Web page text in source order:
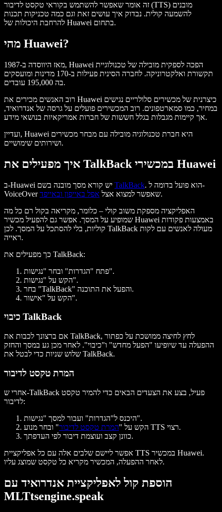
זה אומר שאפשר להשתמש בקוראי טקסט לדיבור (TTS) מובנים
להשמעה קולית. נבדוק איך עושים זאת וגם כמה טכניקות תכנות
להרחבת היכולות של Huawei בתחום.
מהי Huawei?
מאז היווסדה ב-1987, Huawei הפכה לספקית מובילה של טכנולוגיית
תקשורת ואלקטרוניקה. לחברה הסינית פעילות ב-170 מדינות ומועסקים
בה 195,000 עובדים.
רוב האנשים מכירים את Huawei כיצרנית של מכשירים סלולריים נגישים
במחיר, כמו סמארטפונים. רוב המכשירים פועלים על גרסה של אנדרואיד,
אך קיימות מגבלות בגלל חששות של חברות אמריקאיות בנושאי מידע.
ועדיין, Huawei היא חברת טכנולוגיה מובילה עם מבחר מכשירים
ושירותים שימושיים.
איך מפעילים את TalkBack במכשירי Huawei
TalkBack. הוא פועל בדומה ל-
VoiceOver שאפשר למצוא אצל אפל באייפון ובאייפד
.
האפליקציה מספקת משוב קולי – כלומר, מקריאה בקול רם כל מה
שמופיע על המסך. אפשר גם להפעיל מכשיר Huawei באמצעות פקודות
קוליות, בלי להסתכל על המסך. לכן TalkBack מעולה לאנשים עם לקות
ראייה.
כך מפעילים את TalkBack:
פתח "הגדרות" ובחר "נגישות".
הקש על "נגישות".
בחר "TalkBack" והפעל את התוכנה.
הקש על "אישור".
כיבוי TalkBack
אם ברצונך לכבות את TalkBack, לחץ לחיצה ממושכת על כפתור
ההפעלה עד שיופיעו "הפעל מחדש" ו"כיבוי". לאחר מכן גע במסך והחזק
שלוש שניות כדי לבטל את TalkBack.
המרת טקסט לדיבור
אחרי ש-TalkBack פעיל, בצע את הצעדים הבאים כדי להמיר טקסט
לדיבור:
היכנס ל"הגדרות" ועבור למסך "נגישות".
הקש על "המרת טקסט לדיבור
" ובחר מנוע TTS רצוי.
כוונן קצב ועוצמת דיבור לפי העדפתך.
אפשר ליישם שלבים אלה עם כל אפליקציית TTS במכשיר Huawei.
לאחר ההפעלה, המכשיר מקריא כל טקסט שמוצג עליו.
הוספת קול לאפליקציית אנדרואיד עם
MLTtsengine.speak